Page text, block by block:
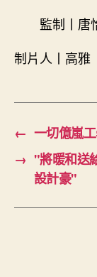
監制丨唐
制片人丨高雅
← 一切億嵐
→ "將暖和送
設計豪"